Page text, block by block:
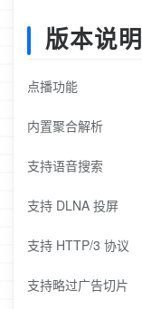
版本说明
点播功能
内置聚合解析
支持语音搜索
支持 DLNA 投屏
支持 HTTP/3 协议
支持略过广告切片